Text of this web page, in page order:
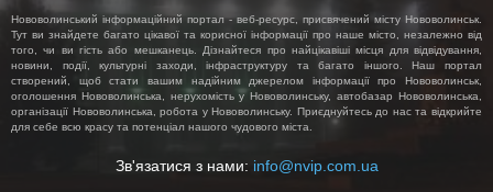
Нововолинський інформаційний портал - веб-ресурс, присвячений місту Нововолинськ.
Тут ви знайдете багато цікавої та корисної інформації про наше місто, незалежно від
того, чи ви гість або мешканець. Дізнайтеся про найцікавіші місця для відвідування,
новини, події, культурні заходи, інфраструктуру та багато іншого. Наш портал
створений, щоб стати вашим надійним джерелом інформації про Нововолинськ,
оголошення Нововолинська, нерухомість у Нововолинську, автобазар Нововолинська,
організації Нововолинська, робота у Нововолинську. Приєднуйтесь до нас та відкрийте
для себе всю красу та потенціал нашого чудового міста.
Зв'язатися з нами: info@nvip.com.ua